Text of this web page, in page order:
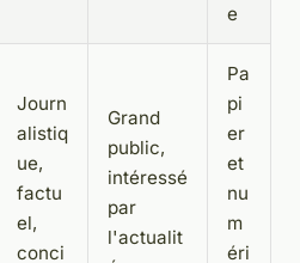
e
Journ
alistiq
ue,
factu
el,
conci
Grand
public,
intéressé
par
l'actualit
Pa
pi
er
et
nu
m
éri